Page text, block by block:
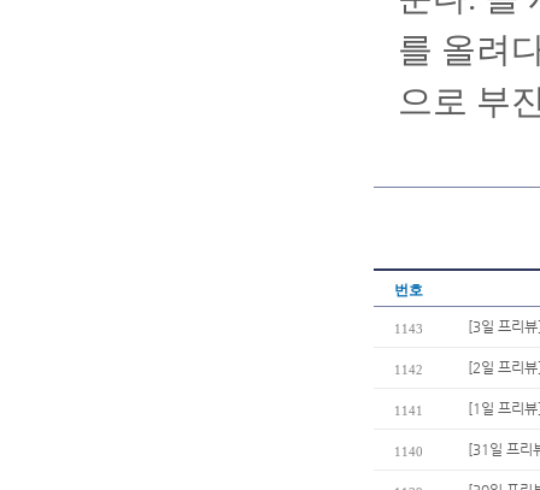
를 올려
으로 부
번호
1143 [3일 프리
1142 [2일 프리
1141 [1일 프리
1140 [31일 프리